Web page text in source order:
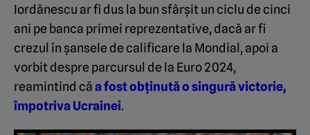
Iordănescu ar fi dus la bun sfârșit un ciclu de cinci
ani pe banca primei reprezentative, dacă ar fi
crezul în șansele de calificare la Mondial, apoi a
vorbit despre parcursul de la Euro 2024,
reamintind căa fost obținută o singură victorie,
împotriva Ucrainei.